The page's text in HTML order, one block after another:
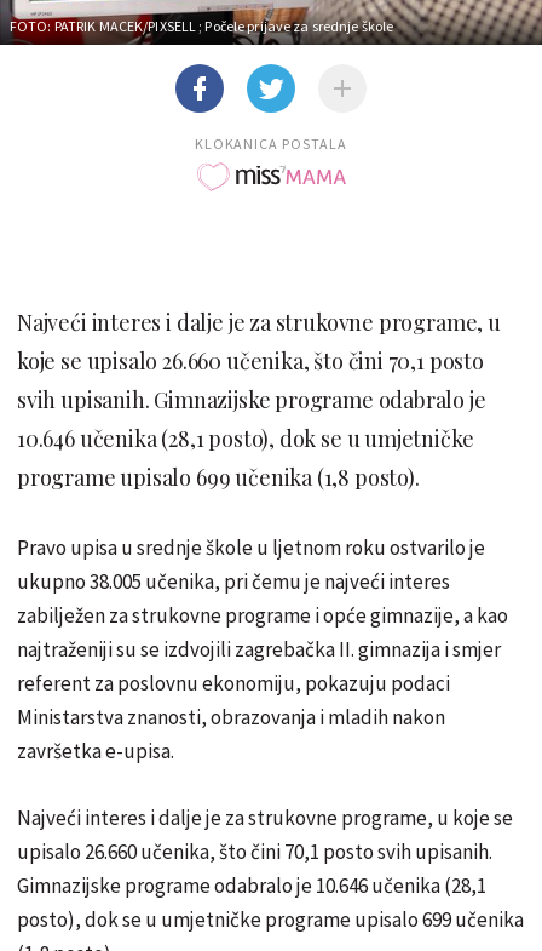
FOTO: PATRIK MACEK/PIXSELL ; Počele prijave za srednje škole
KLOKANICA POSTALA
Najveći interes i dalje je za strukovne programe, u
koje se upisalo 26.660 učenika, što čini 70,1 posto
svih upisanih. Gimnazijske programe odabralo je
10.646 učenika (28,1 posto), dok se u umjetničke
programe upisalo 699 učenika (1,8 posto).
Pravo upisa u srednje škole u ljetnom roku ostvarilo je
ukupno 38.005 učenika, pri čemu je najveći interes
zabilježen za strukovne programe i opće gimnazije, a kao
najtraženiji su se izdvojili zagrebačka II. gimnazija i smjer
referent za poslovnu ekonomiju, pokazuju podaci
Ministarstva znanosti, obrazovanja i mladih nakon
završetka e-upisa.
Najveći interes i dalje je za strukovne programe, u koje se
upisalo 26.660 učenika, što čini 70,1 posto svih upisanih.
Gimnazijske programe odabralo je 10.646 učenika (28,1
posto), dok se u umjetničke programe upisalo 699 učenika